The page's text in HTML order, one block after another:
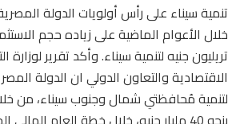
تنمية سيناء على رأس أولويات الدولة
خلال الأعوام الماضية على زياده حجم
تريليون جنيه لتنمية سيناء. وأكد تقرير لوزارة
الاقتصادية والتعاون الدولي ان الدولة
لتنمية مُحافظتي شمال وجنوب سيناء، من